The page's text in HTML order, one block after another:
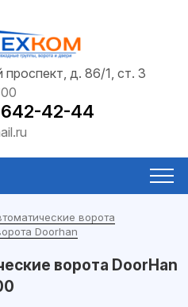
проспект, д. 86/1, ст. 3
642-42-44
ворота
Doorhan
ворота DoorHan